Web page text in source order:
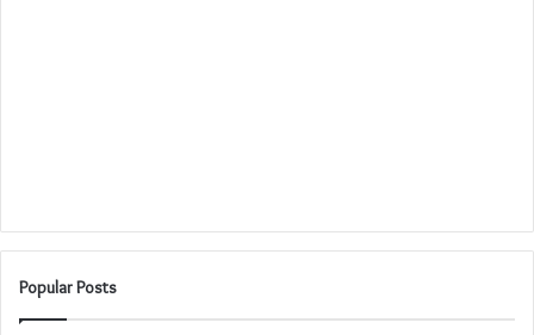
Popular Posts